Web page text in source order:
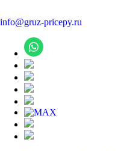
info@gruz-pricepy.ru